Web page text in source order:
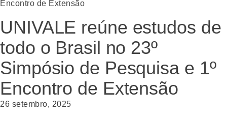
Encontro de Extensão
UNIVALE reúne estudos de
todo o Brasil no 23º
Simpósio de Pesquisa e 1º
Encontro de Extensão
26 setembro, 2025